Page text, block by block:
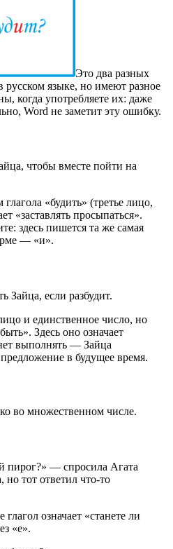
Это два разных
русском языке, но имеют разное
когда употребляете их: даже
Word не заметит эту ошибку.
чтобы вместе пойти на
«будить» (третье лицо,
«заставлять просыпаться».
здесь пишется та же самая
— «и».
Зайца, если разбудит.
и единственное число, но
Здесь оно означает
выполнять — Зайца
предложение в будущее время.
во множественном числе.
пирог?» — спросила Агата
тот ответил что-то
означает «станете ли
«е».